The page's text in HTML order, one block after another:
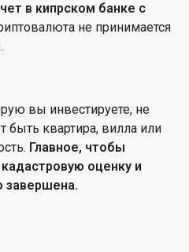
в кипрском банке с
не принимается
вы инвестируете, не
быть квартира, вилла или
Главное, чтобы
оценку и
завершена.